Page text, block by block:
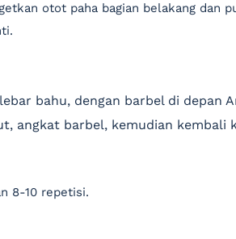
otot paha bagian belakang dan
bahu, dengan barbel di depan
angkat barbel, kemudian kembali
8-10 repetisi.